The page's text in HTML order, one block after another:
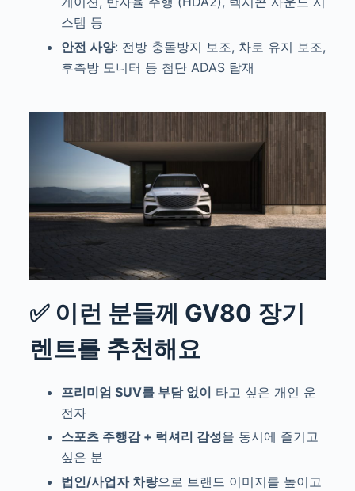
스템 등
안전 사양: 전방 충돌방지 보조, 차로 유지 보조,
후측방 모니터 등 첨단 ADAS 탑재
✅ 이런 분들께 GV80 장기
렌트를 추천해요
프리미엄 SUV를 부담 없이 타고 싶은 개인 운
전자
스포츠 주행감 + 럭셔리 감성을 동시에 즐기고
싶은 분
법인/사업자 차량으로 브랜드 이미지를 높이고